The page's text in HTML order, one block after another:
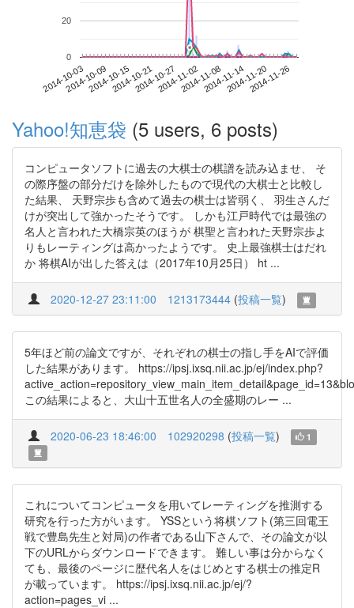
2014-10-032014-10-092014-10-152014-10-212014-10-272014-11-022014-11-082014-11-142014-11-202014-11-26
0
20
*
*
Yahoo!知恵袋 (5 users, 6 posts)
コンピュータソフトに過去の大棋士の棋譜を読み込ませ、 そ
の際序盤の部分だけを除外したもので現代の大棋士と比較し
た結果、 天野宗歩も含めて過去の棋士は皆弱く、 羽生さんだ
けが突出して強かったそうです。 しかも江戸時代では最強の
名人と言われた大橋宗英のほうが 棋聖と言われた天野宗歩よ
りもレーティングは高かったようです。 史上最強棋士はだれ
か 将棋AIが出した答えは（2017年10月25日） ht ...
2020-12-27 23:11:00 1213173444 (投稿一覧)
5年ほど前の論文ですが、それぞれの棋士の指し手をAIで評価
した結果があります。 https://ipsj.ixsq.nii.ac.jp/ej/index.php?
この結果によると、大山十五世名人の全盛期のレー ...
2020-06-23 18:46:00 102920298 (投稿一覧) 1
これについてコンピュータを用いてレーティングを推測する
研究を行った方がいます。 YSSという将棋ソフト(第三回電王
戦で豊島先生と対局)の作者である山下さんで、その論文が以
下のURLからダウンロードできます。 難しい事は分からなく
ても、最後のページに歴代名人をはじめとする棋士の推定R
が載っています。 https://ipsj.ixsq.nii.ac.jp/ej/?
action=pages_vi ...